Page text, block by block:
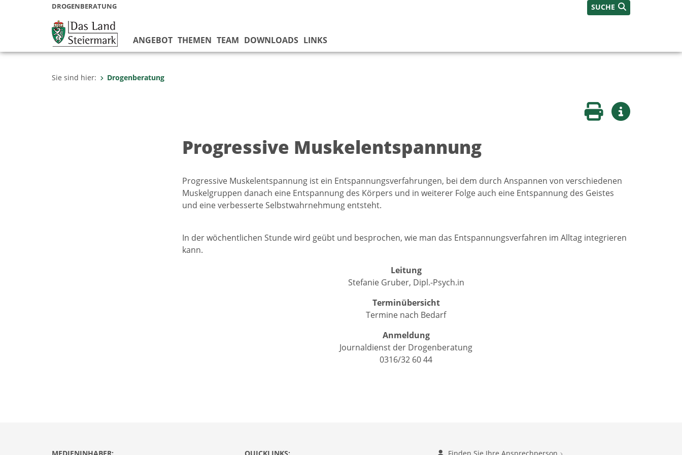
DROGENBERATUNG SUCHE
ANGEBOT THEMEN TEAM DOWNLOADS LINKS
Sie sind hier: Drogenberatung
Seite druckenWeitere Infos
Progressive Muskelentspannung
Progressive Muskelentspannung ist ein Entspannungsverfahrungen, bei dem durch Anspannen von verschiedenen
Muskelgruppen danach eine Entspannung des Körpers und in weiterer Folge auch eine Entspannung des Geistes
und eine verbesserte Selbstwahrnehmung entsteht.
In der wöchentlichen Stunde wird geübt und besprochen, wie man das Entspannungsverfahren im Alltag integrieren
kann.
Leitung
Stefanie Gruber, Dipl.-Psych.in
Terminübersicht
Termine nach Bedarf
Anmeldung
Journaldienst der Drogenberatung
0316/32 60 44